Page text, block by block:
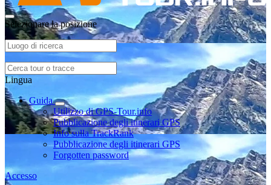
Selezionare la posizione
Lingua
Guida
Utilizzo di GPS-Tour.info
Pubblicazione degli itinerari GPS
Info sulla TrackRank
Pubblicazione degli itinerari GPS
Forgotten password
Accesso